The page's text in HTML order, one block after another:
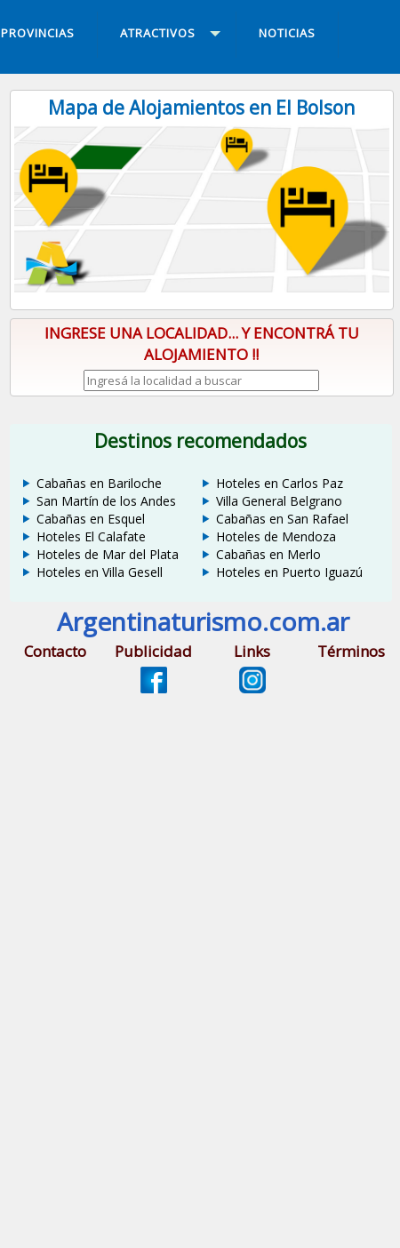
PROVINCIAS ATRACTIVOS NOTICIAS
Mapa de Alojamientos en El Bolson
INGRESE UNA LOCALIDAD... Y ENCONTRÁ TU
ALOJAMIENTO !!
Destinos recomendados
Cabañas en Bariloche
San Martín de los Andes
Cabañas en Esquel
Hoteles El Calafate
Hoteles de Mar del Plata
Hoteles en Villa Gesell
Hoteles en Carlos Paz
Villa General Belgrano
Cabañas en San Rafael
Hoteles de Mendoza
Cabañas en Merlo
Hoteles en Puerto Iguazú
Argentinaturismo.com.ar
Contacto Publicidad Links Términos